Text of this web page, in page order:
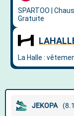
JEKOPA